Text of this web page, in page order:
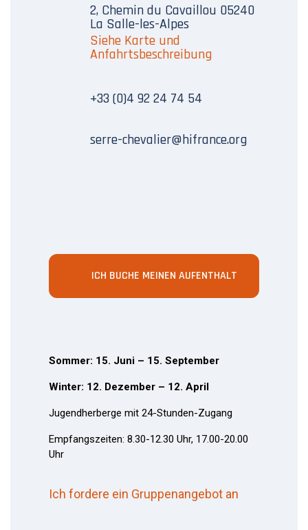
2, Chemin du Cavaillou 05240
La Salle-les-Alpes
Siehe Karte und
Anfahrtsbeschreibung
+33 (0)4 92 24 74 54
serre-chevalier@hifrance.org
ICH BUCHE MEINEN AUFENTHALT
Sommer: 15. Juni – 15. September
Winter: 12. Dezember – 12. April
Jugendherberge mit 24-Stunden-Zugang
Empfangszeiten: 8.30-12.30 Uhr, 17.00-20.00
Uhr
Ich fordere ein Gruppenangebot an